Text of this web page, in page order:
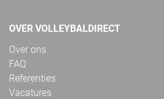
OVER VOLLEYBALDIRECT
Over ons
FAQ
Referenties
Vacatures